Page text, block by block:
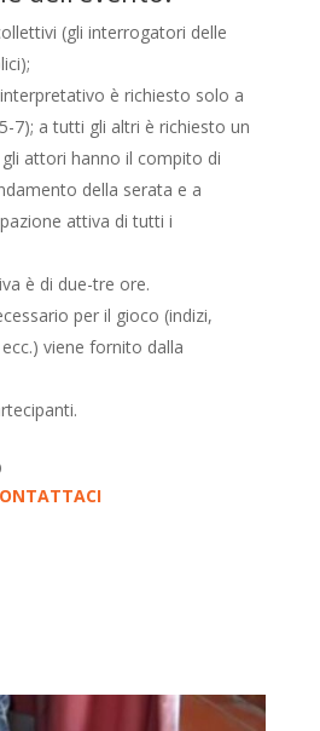
(gli interrogatori delle
è richiesto solo a
7); a tutti gli altri è richiesto un
gli attori hanno il compito di
della serata e a
attiva di tutti i
è di due-tre ore.
per il gioco (indizi,
viene fornito dalla